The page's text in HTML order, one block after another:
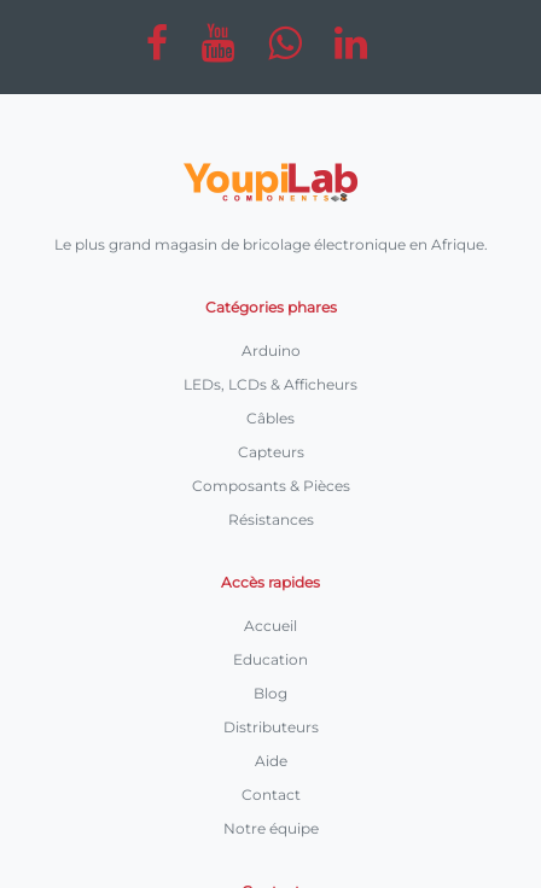
Le plus grand magasin de bricolage électronique en Afrique.
Catégories phares
Arduino
LEDs, LCDs & Afficheurs
Câbles
Capteurs
Composants & Pièces
Résistances
Accès rapides
Accueil
Education
Blog
Distributeurs
Aide
Contact
Notre équipe